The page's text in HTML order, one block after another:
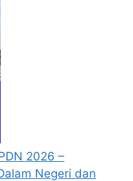
2026 –
Negeri dan